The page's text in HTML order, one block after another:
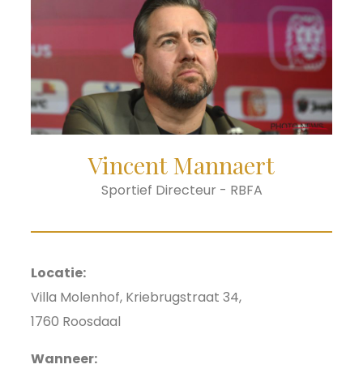
Vincent Mannaert
Sportief Directeur - RBFA
Locatie:
Villa Molenhof, Kriebrugstraat 34,
1760 Roosdaal
Wanneer: